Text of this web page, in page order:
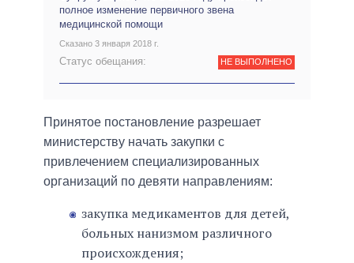
полное изменение первичного звена
медицинской помощи
Сказано 3 января 2018 г.
Статус обещания: НЕ ВЫПОЛНЕНО
Принятое постановление разрешает
министерству начать закупки с
привлечением специализированных
организаций по девяти направлениям:
закупка медикаментов для детей,
больных нанизмом различного
происхождения;